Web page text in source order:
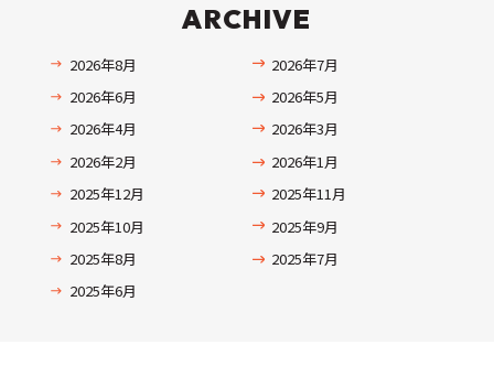
ARCHIVE
2026年8月
2026年7月
2026年6月
2026年5月
2026年4月
2026年3月
2026年2月
2026年1月
2025年12月
2025年11月
2025年10月
2025年9月
2025年8月
2025年7月
2025年6月